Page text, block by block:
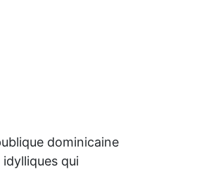
dominicaine
qui